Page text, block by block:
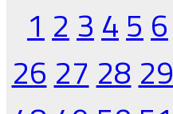
1 2 3 4 5 6
26 27 28 29